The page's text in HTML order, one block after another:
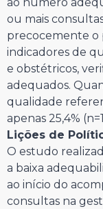
ou mais
precocemente o
indicadores de
e obstétricos,
adequados.
qualidade
apenas 25,4%
Lições de
O estudo
a baixa
ao início do
consultas na